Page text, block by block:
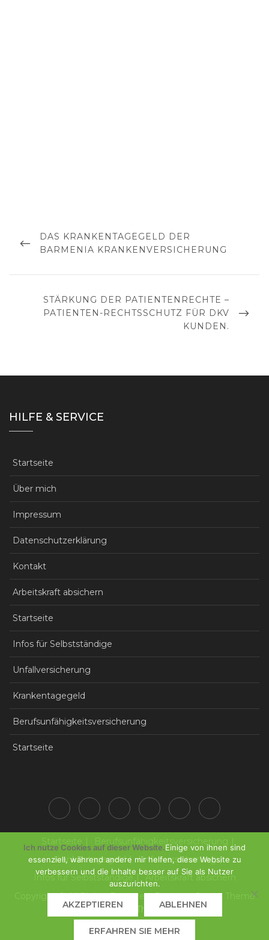
PREVIOUS
POST
DAS KRANKENTAGEGELD DER
BARMENIA KRANKENVERSICHERUNG
NEXT
POST
STÄRKUNG DER PATIENTENRECHTE –
PATIENTEN-RECHTSSCHUTZ FÜR DKV
KUNDEN.
HILFE & SERVICE
Startseite
Über mich
Impressum
Datenschutzerklärung
Kontakt
Arbeitskraft absichern
Startseite
Infos für Selbstständige
Unfallversicherung
Krankentagegeld
Berufsunfähigkeitsversicherung
Startseite
Krankentagegeld
Unfallversicherung
Infos für Selbstständige
Arbeitskraft absichern
Copyright © All Rights Reserved. Business Gravity Theme
byKeon Themes
Ich nutze Cookies auf dieser Website.Einige von ihnen sind
essenziell, während andere mir helfen, diese Website zu
verbessern und die Inhalte besser auf Sie als Nutzer
auszurichten.
AKZEPTIEREN ABLEHNEN
ERFAHREN SIE MEHR